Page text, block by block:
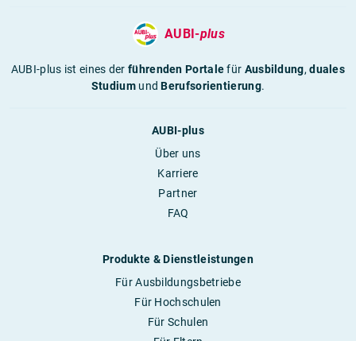
AUBI-plus
AUBI-plus ist eines derführenden Portalefür Ausbildung,duales
StudiumundBerufsorientierung.
AUBI-plus
Über uns
Karriere
Partner
FAQ
Produkte & Dienstleistungen
Für Ausbildungsbetriebe
Für Hochschulen
Für Schulen